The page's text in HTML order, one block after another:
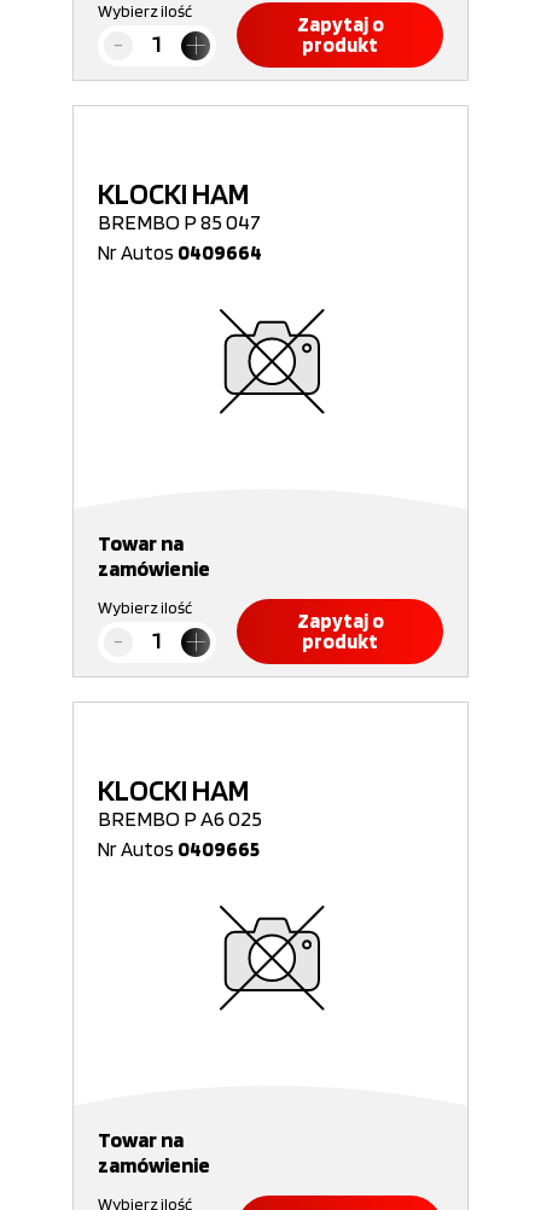
Wybierz ilość
Zapytaj o
produkt
KLOCKI HAM
BREMBO P 85 047
Nr Autos 0409664
Towar na
zamówienie
Wybierz ilość
Zapytaj o
produkt
KLOCKI HAM
BREMBO P A6 025
Nr Autos 0409665
Towar na
zamówienie
Wybierz ilość